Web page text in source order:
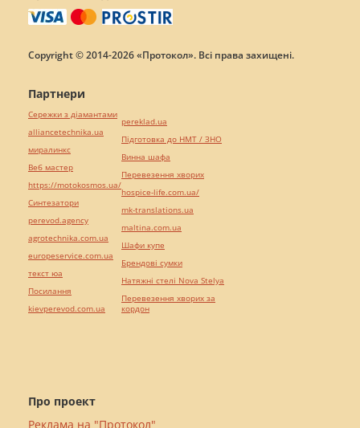
Copyright © 2014-2026 «Протокол». Всі права захищені.
Про проект
Реклама на "Протокол"
Партнери
Сережки з діамантами
alliancetechnika.ua
миралинкс
Веб мастер
https://motokosmos.ua/
Синтезатори
perevod.agency
agrotechnika.com.ua
europeservice.com.ua
текст юа
Посилання
kievperevod.com.ua
pereklad.ua
Підготовка до НМТ / ЗНО
Винна шафа
Перевезення хворих
hospice-life.com.ua/
mk-translations.ua
maltina.com.ua
Шафи купе
Брендові сумки
Натяжні стелі Nova Stelya
Перевезення хворих за
кордон